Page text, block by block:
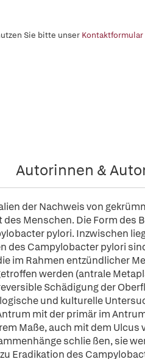
Sie bitte unser Kontaktformular
Autorinnen &
der Nachweis von
Menschen. Die Form des
pylori. Inzwischen
des Campylobacter pylori
im Rahmen entzündlicher
werden (antrale
Schädigung der
und kulturelle
mit der primär im
Maße, auch mit dem Ulcus
schlie ßen, sie
Eradikation des